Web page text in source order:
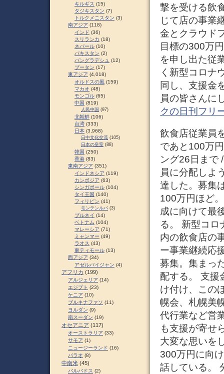
撃を受ける飲
じて店の事業
金とクラウド
目標の300万
を申し出た従
く新型コロナ
同し、支援金
員の皆さんに
クの日刊フリ
飲食店従業員
であと100万
ング26日まで
員に分配しよ
達した。募集
100万円ほど
成に向けて最
る。 新型コロ
内の飲食店の
ー事業継続応
募集。集まっ
配する。 支援
け付け、この
幌会、札幌美
代行業など営
も支援が寄せ
大変な思いを
300万円に向
話している。
キルギス (15)
タジキスタン (7)
トルクメニスタン (3)
南アジア (118)
インド (36)
スリランカ (18)
ネパール (10)
パキスタン (2)
バングラデシュ (12)
ブータン (17)
東アジア (4,018)
オルドスの風 (159)
マカオ (48)
モンゴル (65)
中国 (819)
人民中国 (97)
北朝鮮 (106)
台湾 (333)
日本 (3,968)
日中文化交流 (105)
日本の皇室 (88)
韓国 (250)
香港 (83)
東南アジア (351)
インドネシア (119)
カンボジア (63)
シンガポール (104)
タイ王国 (140)
フィリピン (41)
モンテンルパ (3)
ブルネイ (14)
ベトナム (104)
マレーシア (71)
ミャンマー (49)
ラオス (43)
東ティモール (13)
西アジア (34)
アゼルバイジャン (4)
アフリカ (199)
アルジェリア (14)
エジプト (23)
ケニア (10)
ブルキナファソ (11)
ヨルダン (9)
南スーダン (19)
オセアニア (117)
オーストラリア (33)
サモア (1)
ニュージーランド (16)
パラオ (8)
中南米 (45)
バルバドス (2)